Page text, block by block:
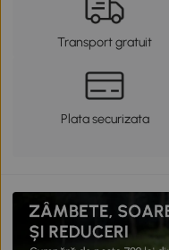
Transport gratuit
Plata securizata